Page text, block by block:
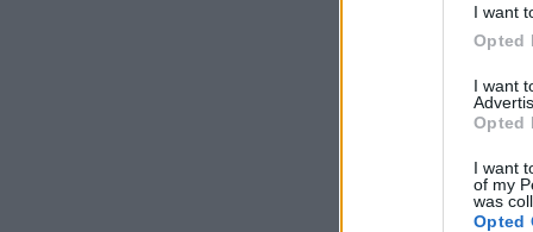
I want
Opted
I want
Opted
I want
of my
was
Opted